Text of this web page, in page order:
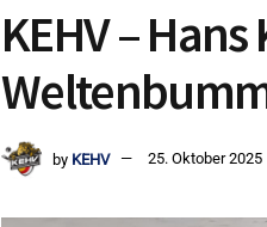
KEHV –
by KEHV 25. Oktober 2025